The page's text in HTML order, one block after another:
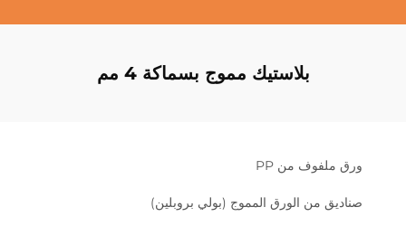
بلاستيك مموج بسماكة 4 مم
ورق ملفوف من PP
صناديق من الورق المموج (بولي بروبلين)